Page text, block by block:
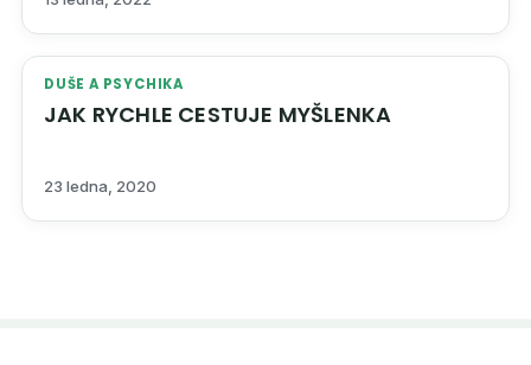
DUŠE A PSYCHIKA
JAK RYCHLE CESTUJE MYŠLENKA
23 ledna, 2020